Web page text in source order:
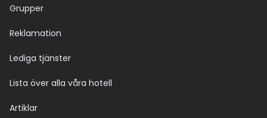
Grupper
Reklamation
Lediga tjänster
Lista över alla våra hotell
Artiklar